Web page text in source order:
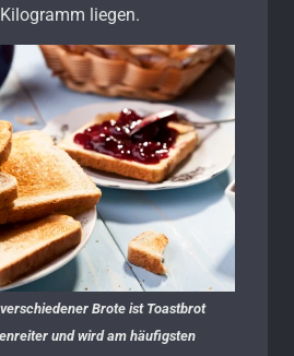
liegen.
Brote ist Toastbrot
und wird am häufigsten